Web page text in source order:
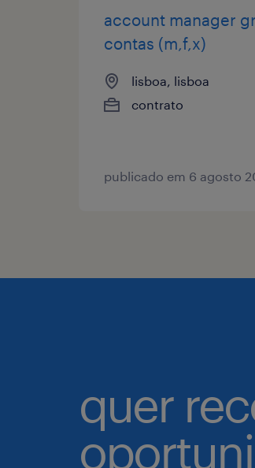
account manager
contas (m,f,x)
lisboa, lisboa
contrato
publicado em 6 agosto
quer